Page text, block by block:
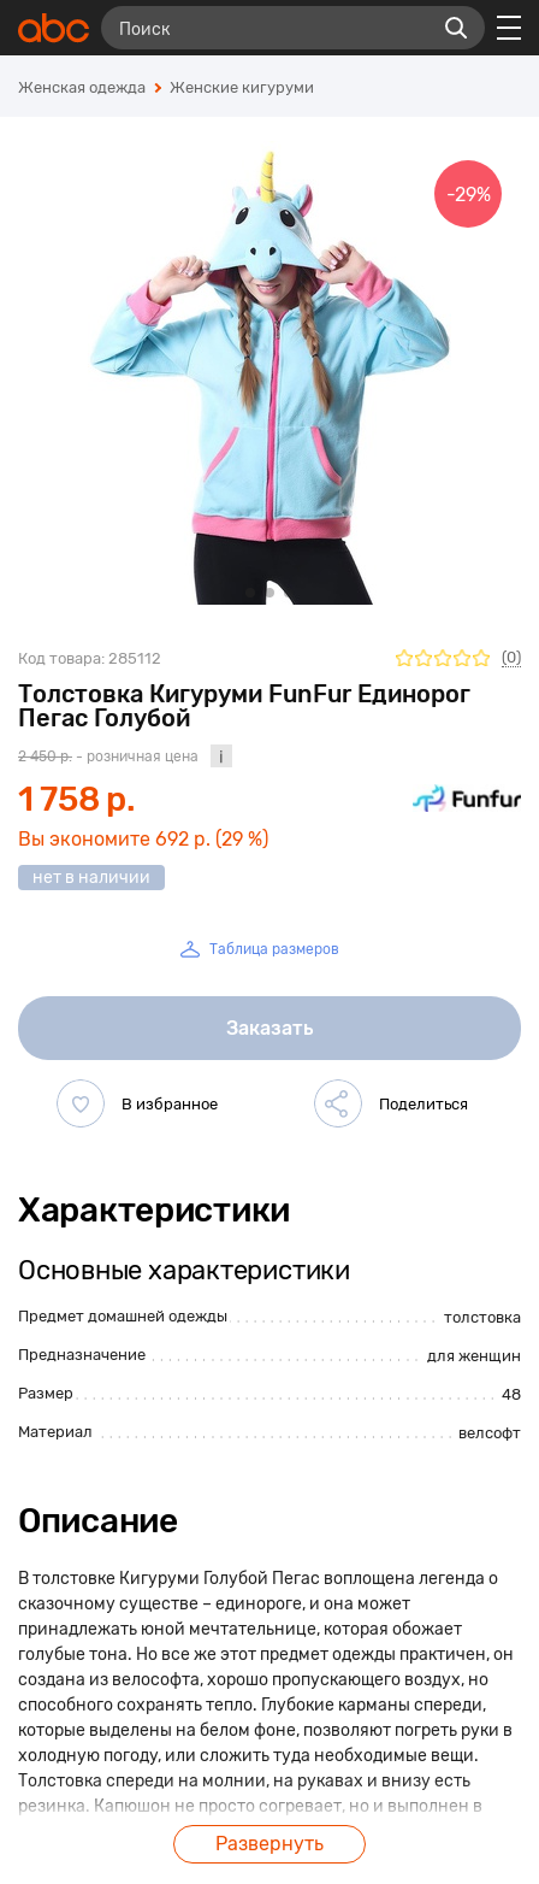
Женская одежда Женские кигуруми
Толстовка Кигуруми FunFur Единорог
Пегас Голубой
Код товара: 285112 (0)
-29%
2 450 р. - розничная цена
1 758 р.
Вы экономите 692 р. (29 %)
нет в наличии
Таблица размеров
Заказать
Характеристики
Основные характеристики
Предмет домашней одежды толстовка
Предназначение для женщин
Размер 48
Материал велсофт
Описание
В толстовке Кигуруми Голубой Пегас воплощена легенда о
сказочному существе – единороге, и она может
принадлежать юной мечтательнице, которая обожает
голубые тона. Но все же этот предмет одежды практичен, он
создана из велософта, хорошо пропускающего воздух, но
способного сохранять тепло. Глубокие карманы спереди,
которые выделены на белом фоне, позволяют погреть руки в
холодную погоду, или сложить туда необходимые вещи.
Толстовка спереди на молнии, на рукавах и внизу есть
резинка. Капюшон не просто согревает, но и выполнен в
форме мордочки единорога, что придает изделию большей
оригинальности, чем у обыкновенной толстовки.
Развернуть